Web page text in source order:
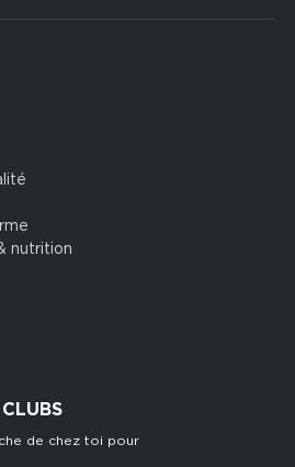
nutrition
de chez toi pour